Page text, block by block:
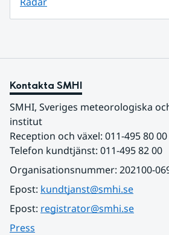
Kontakta SMHI
SMHI, Sveriges meteorologiska
institut
Reception och växel: 011-495 80 00
Telefon kundtjänst: 011-495 82 00
Organisationsnummer: 202100-
Epost: kundtjanst@smhi.se
Epost: registrator@smhi.se
Press